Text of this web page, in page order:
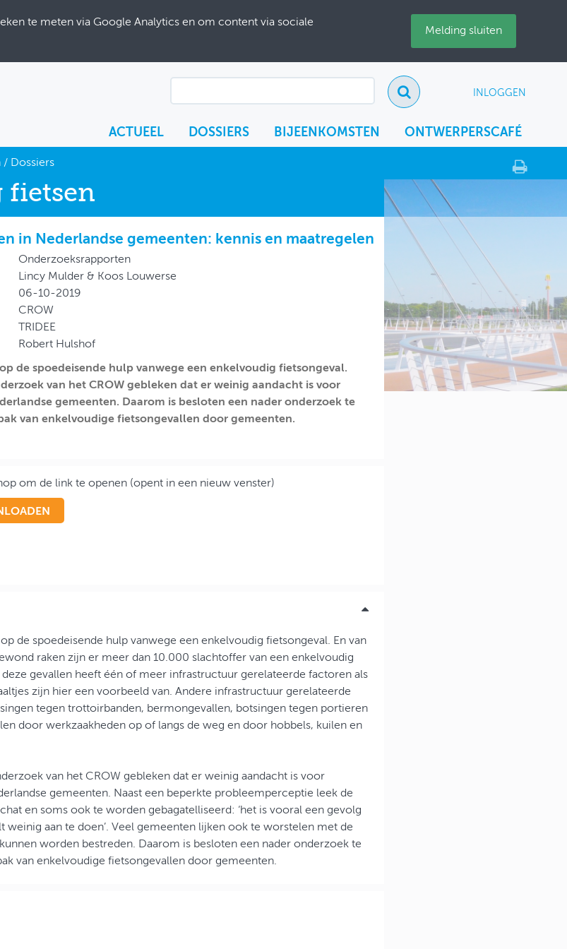
te meten via Google Analytics en om content via sociale
Melding sluiten
INLOGGEN
ACTUEEL DOSSIERS BIJEENKOMSTEN ONTWERPERSCAFÉ
/ Dossiers
fietsen
in Nederlandse gemeenten: kennis en maatregelen
Onderzoeksrapporten
Lincy Mulder & Koos Louwerse
06-10-2019
CROW
TRIDEE
Robert Hulshof
de spoedeisende hulp vanwege een enkelvoudig fietsongeval.
van het CROW gebleken dat er weinig aandacht is voor
gemeenten. Daarom is besloten een nader onderzoek te
van enkelvoudige fietsongevallen door gemeenten.
om de link te openen (opent in een nieuw venster)
de spoedeisende hulp vanwege een enkelvoudig fietsongeval. En van
raken zijn er meer dan 10.000 slachtoffer van een enkelvoudig
gevallen heeft één of meer infrastructuur gerelateerde factoren als
zijn hier een voorbeeld van. Andere infrastructuur gerelateerde
tegen trottoirbanden, bermongevallen, botsingen tegen portieren
door werkzaakheden op of langs de weg en door hobbels, kuilen en
van het CROW gebleken dat er weinig aandacht is voor
gemeenten. Naast een beperkte probleemperceptie leek de
en soms ook te worden gebagatelliseerd: ‘het is vooral een gevolg
weinig aan te doen’. Veel gemeenten lijken ook te worstelen met de
worden bestreden. Daarom is besloten een nader onderzoek te
van enkelvoudige fietsongevallen door gemeenten.